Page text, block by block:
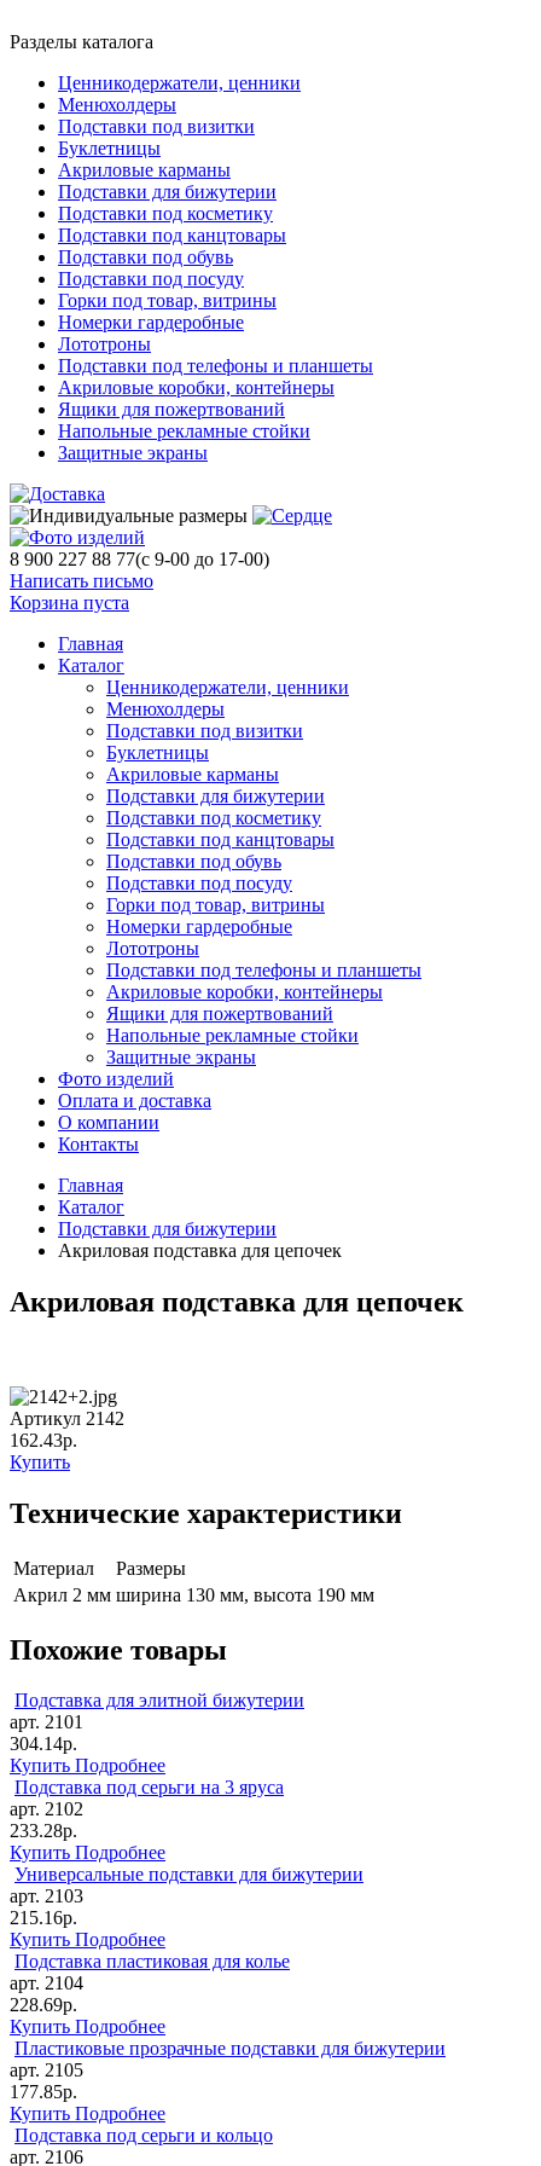
Разделы каталога
Ценникодержатели, ценники
Менюхолдеры
Подставки под визитки
Буклетницы
Акриловые карманы
Подставки для бижутерии
Подставки под косметику
Подставки под канцтовары
Подставки под обувь
Подставки под посуду
Горки под товар, витрины
Номерки гардеробные
Лототроны
Подставки под телефоны и планшеты
Акриловые коробки, контейнеры
Ящики для пожертвований
Напольные рекламные стойки
Защитные экраны
8 900 227 88 77(с 9-00 до 17-00)
Написать письмо
Корзина пуста
Главная
Каталог
Ценникодержатели, ценники
Менюхолдеры
Подставки под визитки
Буклетницы
Акриловые карманы
Подставки для бижутерии
Подставки под косметику
Подставки под канцтовары
Подставки под обувь
Подставки под посуду
Горки под товар, витрины
Номерки гардеробные
Лототроны
Подставки под телефоны и планшеты
Акриловые коробки, контейнеры
Ящики для пожертвований
Напольные рекламные стойки
Защитные экраны
Фото изделий
Оплата и доставка
О компании
Контакты
Главная
Каталог
Подставки для бижутерии
Акриловая подставка для цепочек
Акриловая подставка для цепочек
Артикул 2142
162.43р.
Купить
Технические характеристики
Материал
Размеры
Акрил 2 мм ширина 130 мм, высота 190 мм
Похожие товары
Подставка для элитной бижутерии
арт. 2101
304.14р.
Купить Подробнее
Подставка под серьги на 3 яруса
арт. 2102
233.28р.
Купить Подробнее
Универсальные подставки для бижутерии
арт. 2103
215.16р.
Купить Подробнее
Подставка пластиковая для колье
арт. 2104
228.69р.
Купить Подробнее
Пластиковые прозрачные подставки для бижутерии
арт. 2105
177.85р.
Купить Подробнее
Подставка под серьги и кольцо
арт. 2106